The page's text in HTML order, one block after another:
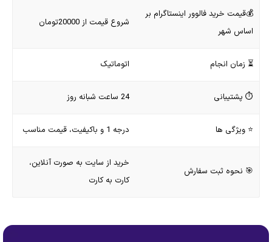
💰قیمت خرید فالوور اینستاگرام بر
اساس شهر
شروع قیمت از 20000تومان
⏳ زمان انجام اتوماتیک
⏱ پشتیبانی 24 ساعت شبانه روز
⭐ ویژگی ها درجه 1 و باکیفیت، قیمت مناسب
🎯 نحوه ثبت سفارش
خرید از سایت به صورت آنلاین،
کارت به کارت